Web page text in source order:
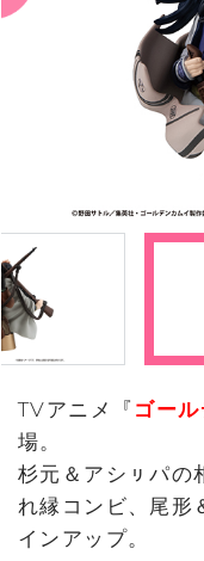
TVアニメ『 ゴー
場。
杉元＆アシㇼパの
れ縁コンビ、尾形
インアップ。